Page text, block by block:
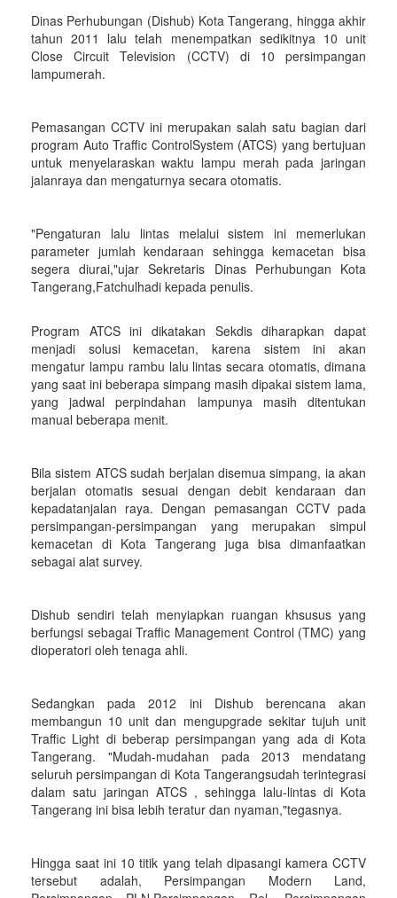
Dinas Perhubungan (Dishub) Kota Tangerang, hingga akhir
tahun 2011 lalu telah menempatkan sedikitnya 10 unit
Close Circuit Television (CCTV) di 10 persimpangan
lampumerah.
Pemasangan CCTV ini merupakan salah satu bagian dari
program Auto Traffic ControlSystem (ATCS) yang bertujuan
untuk menyelaraskan waktu lampu merah pada jaringan
jalanraya dan mengaturnya secara otomatis.
"Pengaturan lalu lintas melalui sistem ini memerlukan
parameter jumlah kendaraan sehingga kemacetan bisa
segera diurai,"ujar Sekretaris Dinas Perhubungan Kota
Tangerang,Fatchulhadi kepada penulis.
Program ATCS ini dikatakan Sekdis diharapkan dapat
menjadi solusi kemacetan, karena sistem ini akan
mengatur lampu rambu lalu lintas secara otomatis, dimana
yang saat ini beberapa simpang masih dipakai sistem lama,
yang jadwal perpindahan lampunya masih ditentukan
manual beberapa menit.
Bila sistem ATCS sudah berjalan disemua simpang, ia akan
berjalan otomatis sesuai dengan debit kendaraan dan
kepadatanjalan raya. Dengan pemasangan CCTV pada
persimpangan-persimpangan yang merupakan simpul
kemacetan di Kota Tangerang juga bisa dimanfaatkan
sebagai alat survey.
Dishub sendiri telah menyiapkan ruangan khsusus yang
berfungsi sebagai Traffic Management Control (TMC) yang
dioperatori oleh tenaga ahli.
Sedangkan pada 2012 ini Dishub berencana akan
membangun 10 unit dan mengupgrade sekitar tujuh unit
Traffic Light di beberap persimpangan yang ada di Kota
Tangerang. "Mudah-mudahan pada 2013 mendatang
seluruh persimpangan di Kota Tangerangsudah terintegrasi
dalam satu jaringan ATCS , sehingga lalu-lintas di Kota
Tangerang ini bisa lebih teratur dan nyaman,"tegasnya.
Hingga saat ini 10 titik yang telah dipasangi kamera CCTV
tersebut adalah, Persimpangan Modern Land,